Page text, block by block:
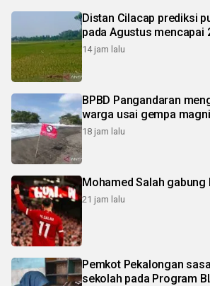
Distan Cilacap prediksi
pada Agustus mencapai
14 jam lalu
BPBD Pangandaran
warga usai gempa
18 jam lalu
Mohamed Salah gabung
21 jam lalu
Pemkot Pekalongan
sekolah pada Program